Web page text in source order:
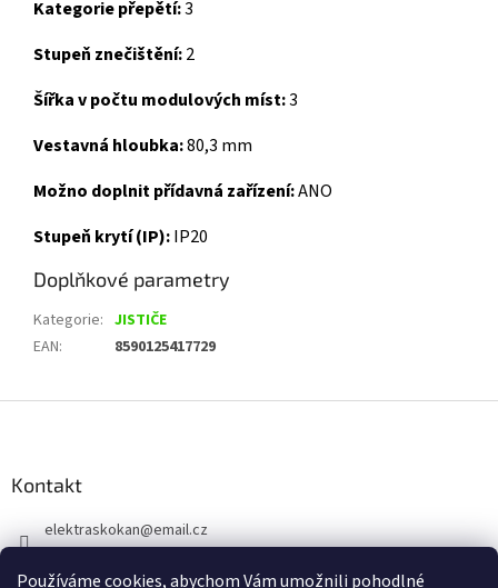
Používáme cookies, abychom Vám umožnili pohodlné
Kategorie přepětí:3
Stupeň znečištění:2
Šířka v počtu modulových míst:3
Vestavná hloubka:80,3 mm
Možno doplnit přídavná zařízení:ANO
Stupeň krytí (IP):IP20
Doplňkové parametry
Kategorie: JISTIČE
EAN: 8590125417729
Kontakt
elektraskokan@email.cz